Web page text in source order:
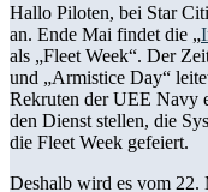
Hallo Piloten, bei Star
an. Ende Mai findet die „
als „Fleet Week“. Der
und „Armistice Day“
Rekruten der UEE Navy
den Dienst stellen, die
die Fleet Week gefeiert.
Deshalb wird es vom 22.